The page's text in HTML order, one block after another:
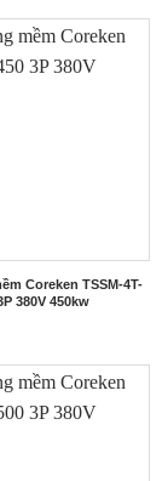
Coreken TSSM-4T-
380V 450kw